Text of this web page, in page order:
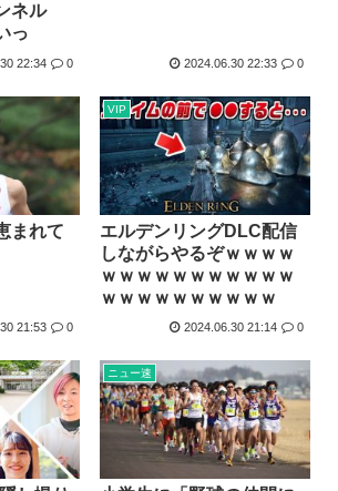
ネル
っ
22:34 0 2024.06.30 22:33 0
まれて
21:53 0
VIP
エルデンリングDLC配信
しながらやるぞｗｗｗｗ
ｗｗｗｗｗｗｗｗｗｗｗ
ｗｗｗｗｗｗｗｗｗｗ
2024.06.30 21:14 0
ニュー速